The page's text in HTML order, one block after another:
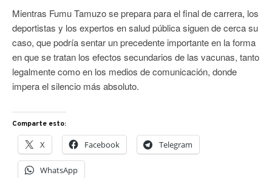
Mientras Fumu Tamuzo se prepara para el final de carrera, los
deportistas y los expertos en salud pública siguen de cerca su
caso, que podría sentar un precedente importante en la forma
en que se tratan los efectos secundarios de las vacunas, tanto
legalmente como en los medios de comunicación, donde
impera el silencio más absoluto.
Comparte esto:
X Facebook Telegram
WhatsApp